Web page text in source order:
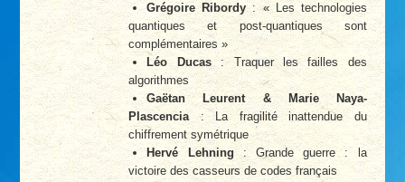
Grégoire Ribordy : « Les technologies
quantiques et post-quantiques sont
complémentaires »
Léo Ducas: Traquer les failles des
algorithmes
Gaëtan Leurent & Marie Naya-
Plascencia: La fragilité inattendue du
chiffrement symétrique
Hervé Lehning : Grande guerre : la
victoire des casseurs de codes français